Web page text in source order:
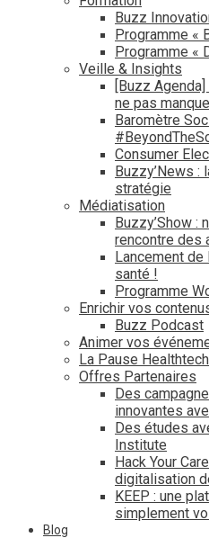
Buzz
Programme «
Programme «
Veille & Insights
[Buzz
ne pas
Baromètre
Consumer
Buzzy’News :
stratégie
Médiatisation
Buzzy’Show :
rencontre des
Lancement de
santé !
Programme
Enrichir vos
Buzz Podcast
Animer vos
La Pause Healthtech
Offres Partenaires
Des
innovantes
Des études
Institute
Hack Your
digitalisation
KEEP : une
simplement
Blog